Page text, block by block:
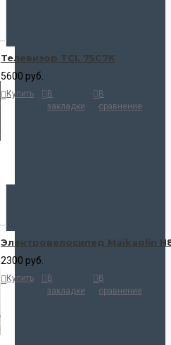
Телевизор TCL 75C7K
5600 руб.
Купить
В
закладки
В
сравнение
Электровелосипед Maikaolin
2300 руб.
Купить
В
закладки
В
сравнение